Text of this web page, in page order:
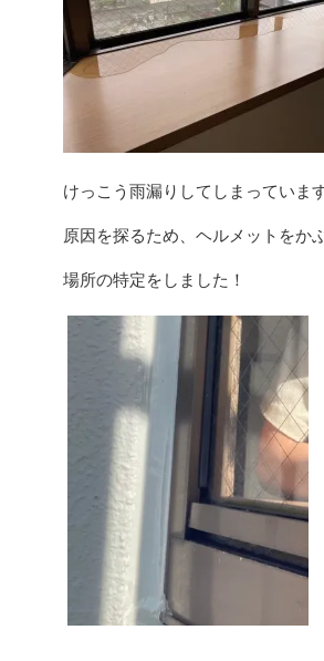
けっこう雨漏りしてしまっていま
原因を探るため、ヘルメットをか
場所の特定をしました！